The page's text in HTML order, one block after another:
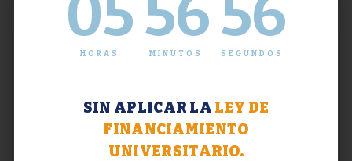
05
HORAS
56
MINUTOS
57
SEGUNDOS
SIN APLICAR LA LEY DE
FINANCIAMIENTO
UNIVERSITARIO.